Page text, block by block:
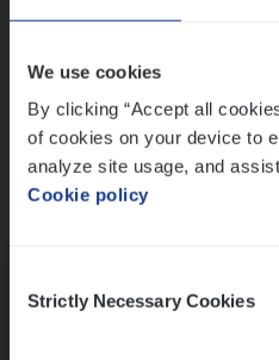
We use cookies
By clicking “Accept all
of cookies on your device to
analyze site usage, and
Cookie policy
Selection
Strictly Necessary Cookies